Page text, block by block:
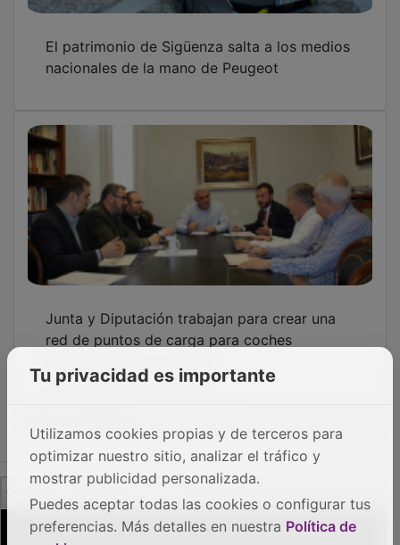
El patrimonio de Sigüenza salta a los medios
nacionales de la mano de Peugeot
Junta y Diputación trabajan para crear una
red de puntos de carga para coches
GUADA TV MEDIA
Tu privacidad es importante
Utilizamos cookies propias y de terceros para
optimizar nuestro sitio, analizar el tráfico y
mostrar publicidad personalizada.
Puedes aceptar todas las cookies o configurar tus
preferencias. Más detalles en nuestra Política de